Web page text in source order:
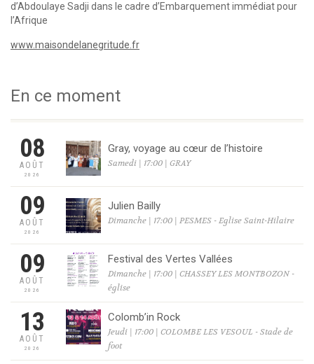
d’Abdoulaye Sadji dans le cadre d’Embarquement immédiat pour
l’Afrique
www.maisondelanegritude.fr
En ce moment
08
AOÛT
2026
Gray, voyage au cœur de l’histoire
Samedi | 17:00 | GRAY
09
AOÛT
2026
Julien Bailly
Dimanche | 17:00 | PESMES - Eglise Saint-Hilaire
09
AOÛT
2026
Festival des Vertes Vallées
Dimanche | 17:00 | CHASSEY LES MONTBOZON -
église
13
AOÛT
2026
Colomb’in Rock
Jeudi | 17:00 | COLOMBE LES VESOUL - Stade de
foot